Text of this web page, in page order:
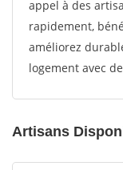
appel à des
rapidement,
améliorez
logement avec
Artisans